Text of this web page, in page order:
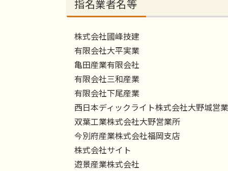
指名業者名等
株式会社國峰技建
有限会社大平実業
亀田産業有限会社
有限会社三和産業
有限会社下尾産業
西日本ディックライト株式会社大野城営
双葉工業株式会社大野営業所
今別府産業株式会社福岡支店
株式会社サイト
遊景産業株式会社